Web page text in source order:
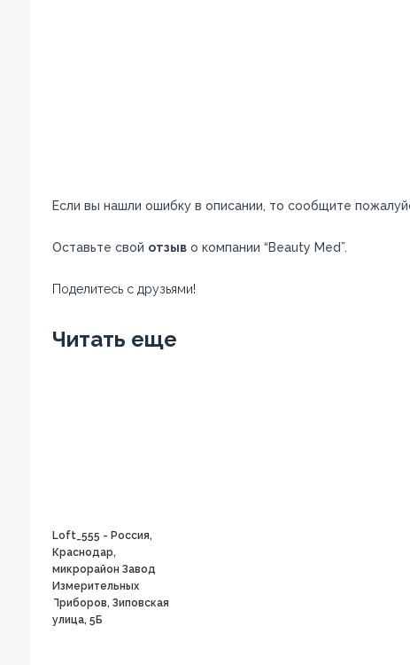
Если вы нашли ошибку в описании, то сообщите
Оставьте свой отзыво компании “Beauty Med”.
Поделитесь с друзьями!
Читать еще
Loft_555 - Россия,
Краснодар,
микрорайон Завод
Измерительных
Приборов, Зиповская
улица, 5Б